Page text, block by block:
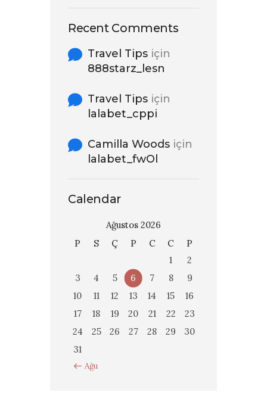
Recent Comments
Travel Tips için
888starz_lesn
Travel Tips için
lalabet_cppi
Camilla Woods için
lalabet_fwOl
Calendar
Ağustos 2026
P
S Ç P C C
P
1
2
3
4 5 6 7 8
9
10
11 12 13 14 15
16
17
18 19 20 21 22
23
24
25 26 27 28 29
30
31
« Ağu